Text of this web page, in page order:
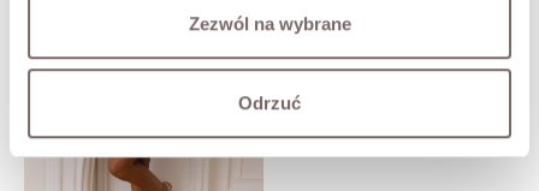
Zezwól na wybrane
Odrzuć